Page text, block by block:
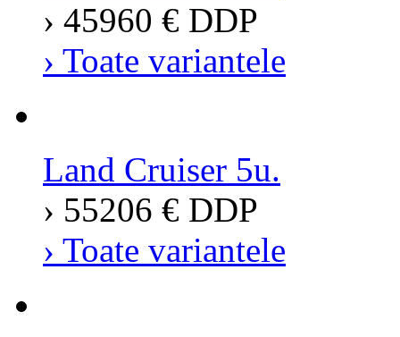
› 45960 € DDP
› Toate variantele
Land Cruiser 5u.
› 55206 € DDP
› Toate variantele